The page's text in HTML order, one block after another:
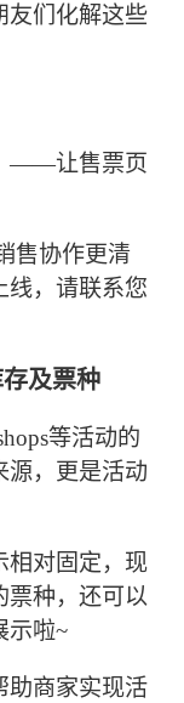
友们化解这些
——让售票页
售协作更清
线，请联系您
及票种
等活动的
源，更是活动
相对固定，现
票种，还可以
示啦~
助商家实现活